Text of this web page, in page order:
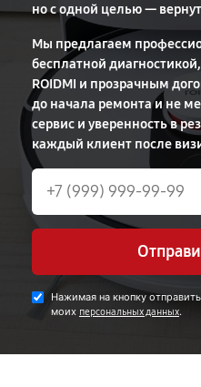
но с одной целью —
Мы предлагаем
бесплатной
ROIDMI и прозрачным
до начала ремонта и не
сервис и уверенность в
каждый клиент после
Нажимая на кнопку
моих персональных данных.